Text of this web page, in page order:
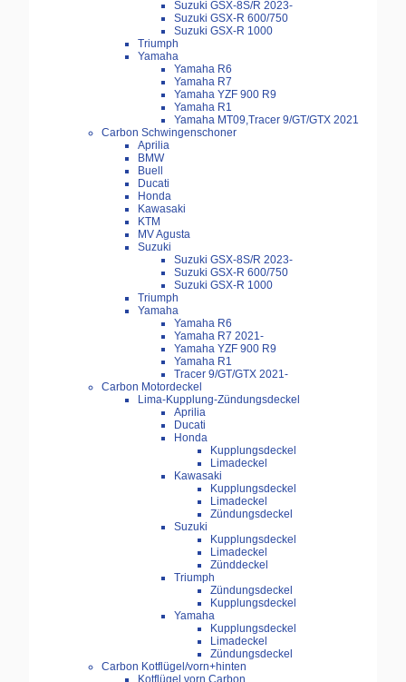
Suzuki GSX-8S/R 2023-
Suzuki GSX-R 600/750
Suzuki GSX-R 1000
Triumph
Yamaha
Yamaha R6
Yamaha R7
Yamaha YZF 900 R9
Yamaha R1
Yamaha MT09,Tracer 9/GT/GTX 2021
Carbon Schwingenschoner
Aprilia
BMW
Buell
Ducati
Honda
Kawasaki
KTM
MV Agusta
Suzuki
Suzuki GSX-8S/R 2023-
Suzuki GSX-R 600/750
Suzuki GSX-R 1000
Triumph
Yamaha
Yamaha R6
Yamaha R7 2021-
Yamaha YZF 900 R9
Yamaha R1
Tracer 9/GT/GTX 2021-
Carbon Motordeckel
Lima-Kupplung-Zündungsdeckel
Aprilia
Ducati
Honda
Kupplungsdeckel
Limadeckel
Kawasaki
Kupplungsdeckel
Limadeckel
Zündungsdeckel
Suzuki
Kupplungsdeckel
Limadeckel
Zünddeckel
Triumph
Zündungsdeckel
Kupplungsdeckel
Yamaha
Kupplungsdeckel
Limadeckel
Zündungsdeckel
Carbon Kotflügel/vorn+hinten
Kotflügel vorn Carbon